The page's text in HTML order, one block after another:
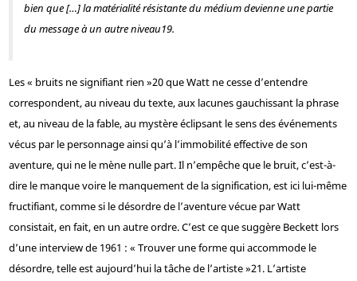
bien que […] la matérialité résistante du médium devienne une partie
du message à un autre niveau19.
Les « bruits ne signifiant rien »20que Watt ne cesse d’entendre
correspondent, au niveau du texte, aux lacunes gauchissant la phrase
et, au niveau de la fable, au mystère éclipsant le sens des événements
vécus par le personnage ainsi qu’à l’immobilité effective de son
aventure, qui ne le mène nulle part. Il n’empêche que le bruit, c’est-à-
dire le manque voire le manquement de la signification, est ici lui-même
fructifiant, comme si le désordre de l’aventure vécue par Watt
consistait, en fait, en un autre ordre. C’est ce que suggère Beckett lors
d’une interview de 1961 : « Trouver une forme qui accommode le
désordre, telle est aujourd’hui la tâche de l’artiste »21. L’artiste